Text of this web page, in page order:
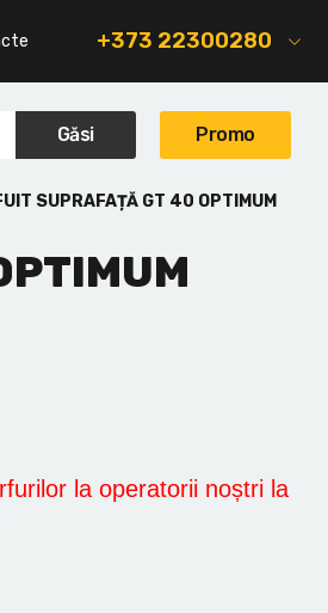
+373 22300280
Găsi Promo
SUPRAFAȚĂ GT 40 OPTIMUM
la operatorii noștri la